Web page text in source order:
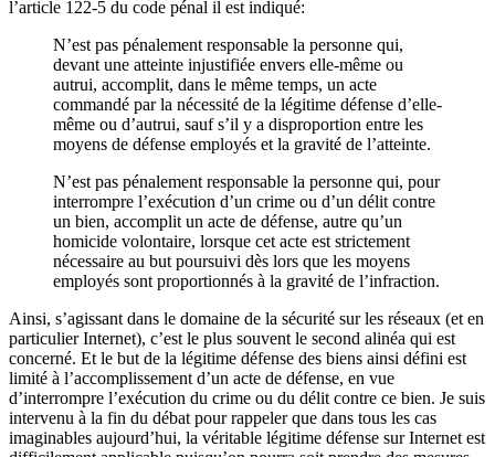
l’article 122-5 du code pénal il est indiqué:
N’est pas pénalement responsable la personne qui,
devant une atteinte injustifiée envers elle-même ou
autrui, accomplit, dans le même temps, un acte
commandé par la nécessité de la légitime défense d’elle-
même ou d’autrui, sauf s’il y a disproportion entre les
moyens de défense employés et la gravité de l’atteinte.
N’est pas pénalement responsable la personne qui, pour
interrompre l’exécution d’un crime ou d’un délit contre
un bien, accomplit un acte de défense, autre qu’un
homicide volontaire, lorsque cet acte est strictement
nécessaire au but poursuivi dès lors que les moyens
employés sont proportionnés à la gravité de l’infraction.
Ainsi, s’agissant dans le domaine de la sécurité sur les réseaux (et en
particulier Internet), c’est le plus souvent le second alinéa qui est
concerné. Et le but de la légitime défense des biens ainsi défini est
limité à l’accomplissement d’un acte de défense, en vue
d’interrompre l’exécution du crime ou du délit contre ce bien. Je suis
intervenu à la fin du débat pour rappeler que dans tous les cas
imaginables aujourd’hui, la véritable légitime défense sur Internet est